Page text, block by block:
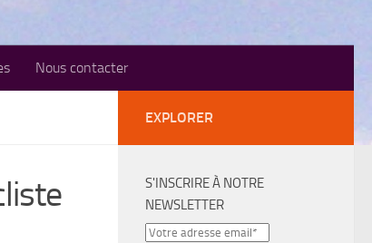
Nous contacter
EXPLORER
S'INSCRIRE À NOTRE
NEWSLETTER